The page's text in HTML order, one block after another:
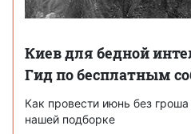
Киев для бедной
Гид по бесплатным
Как провести июнь без
нашей подборке